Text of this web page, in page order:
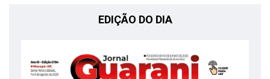
EDIÇÃO DO DIA